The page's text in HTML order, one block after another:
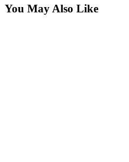
You May Also Like